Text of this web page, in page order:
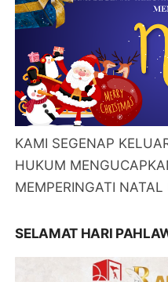
KAMI SEGENAP
HUKUM
MEMPERINGATI
SELAMAT HARI